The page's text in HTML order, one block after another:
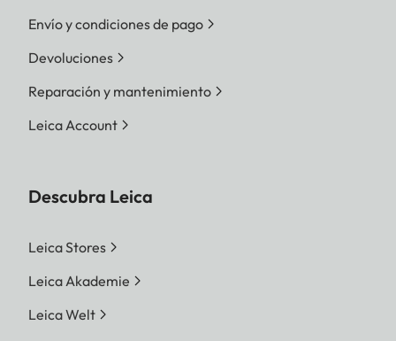
Envío y condiciones de pago
Devoluciones
Reparación y mantenimiento
Leica Account
Descubra Leica
Leica Stores
Leica Akademie
Leica Welt